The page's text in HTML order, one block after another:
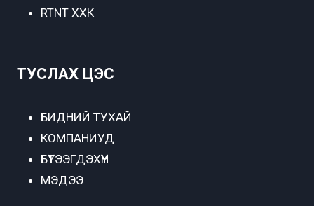
RTNT ХХК
ТУСЛАХ ЦЭС
БИДНИЙ ТУХАЙ
КОМПАНИУД
БҮТЭЭГДЭХҮҮН
МЭДЭЭ